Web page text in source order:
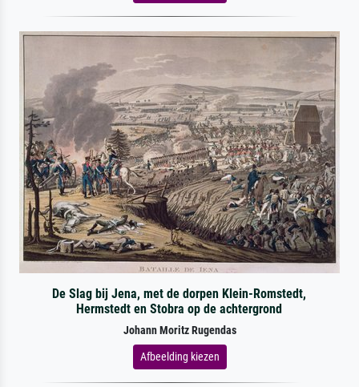
De Slag bij Jena, met de dorpen Klein-Romstedt,
Hermstedt en Stobra op de achtergrond
Johann Moritz Rugendas
Afbeelding kiezen